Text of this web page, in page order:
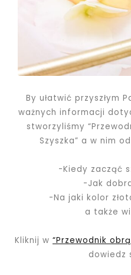
By ułatwić przyszłym
ważnych informacji
stworzyliśmy
Szyszka” a w nim
-Kiedy zacząć
-Jak
-Na jaki kolor
a także
Kliknij w “Przewodnik
dowiedz